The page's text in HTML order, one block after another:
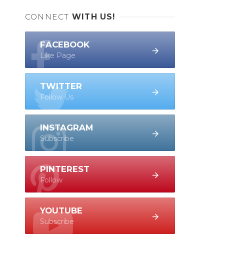
CONNECT WITH US!
FACEBOOK
Like Page
TWITTER
Follow Us
INSTAGRAM
Subscribe
PINTEREST
Follow
YOUTUBE
Subscribe